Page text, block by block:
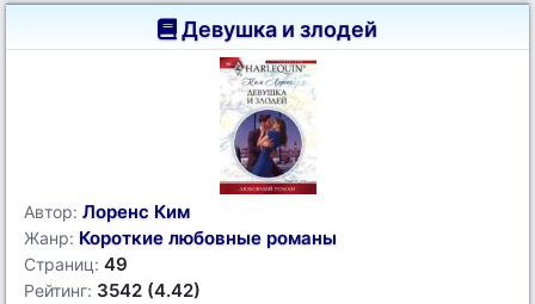
Девушка и злодей
Автор: Лоренс Ким
Жанр: Короткие любовные романы
Страниц: 49
Рейтинг: 3542 (4.42)